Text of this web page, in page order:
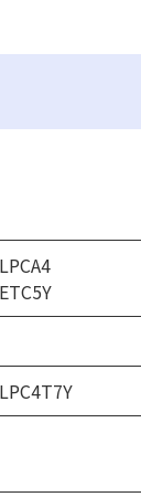
LPCA4
ETC5Y
LPC4T7Y